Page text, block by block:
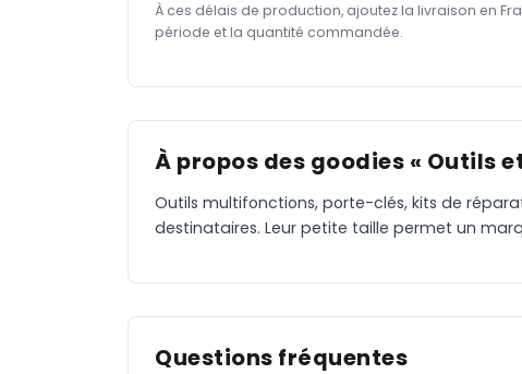
À ces délais de production, ajoutez la livraison en
période et la quantité commandée.
À propos des goodies « Outils
Outils multifonctions, porte-clés, kits de
destinataires. Leur petite taille permet un
Questions fréquentes